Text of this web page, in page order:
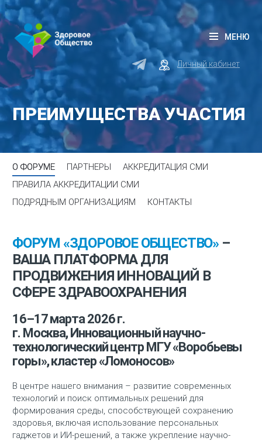
Личный кабинет
МЕНЮ
ПРЕИМУЩЕСТВА УЧАСТИЯ
О ФОРУМЕ ПАРТНЕРЫ
АККРЕДИТАЦИЯ СМИ
ПРАВИЛА АККРЕДИТАЦИИ СМИ
ПОДРЯДНЫМ ОРГАНИЗАЦИЯМ
КОНТАКТЫ
ФОРУМ «ЗДОРОВОЕ ОБЩЕСТВО» –
ВАША ПЛАТФОРМА ДЛЯ
ПРОДВИЖЕНИЯ ИННОВАЦИЙ В
СФЕРЕ ЗДРАВООХРАНЕНИЯ
16–17 марта 2026 г.
г. Москва, Инновационный научно-
технологический центр МГУ «Воробьевы
горы», кластер «Ломоносов»
В центре нашего внимания – развитие современных
технологий и поиск оптимальных решений для
формирования среды, способствующей сохранению
здоровья, включая использование персональных
гаджетов и ИИ-решений, а также укрепление научно-